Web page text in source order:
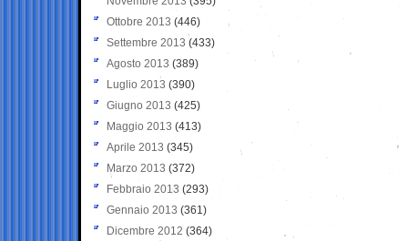
Ottobre 2013 (446)
Settembre 2013 (433)
Agosto 2013 (389)
Luglio 2013 (390)
Giugno 2013 (425)
Maggio 2013 (413)
Aprile 2013 (345)
Marzo 2013 (372)
Febbraio 2013 (293)
Gennaio 2013 (361)
Dicembre 2012 (364)